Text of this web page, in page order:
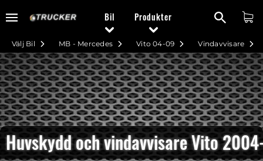
Bil Produkter
Vindavvisare
Vito 04-09
MB - Mercedes
Välj Bil
Huvskydd och vindavvisare Vito